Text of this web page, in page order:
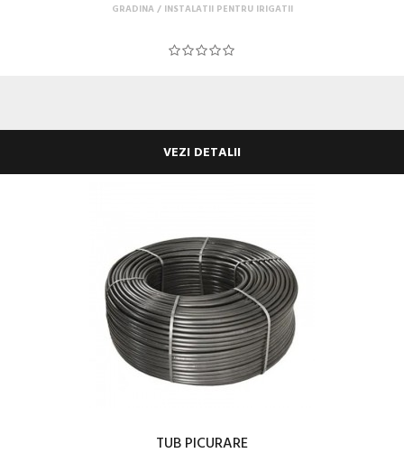
GRADINA INSTALATII PENTRU IRIGATII
VEZI DETALII
TUB PICURARE